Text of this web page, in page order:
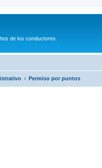
de los conductores.
Permiso por puntos